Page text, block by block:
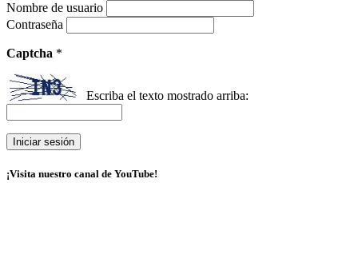
Nombre de usuario
Contraseña
Captcha *
Escriba el texto mostrado arriba:
¡Visita nuestro canal de YouTube!